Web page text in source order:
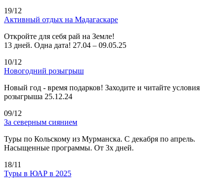
19/12
Активный отдых на Мадагаскаре
Откройте для себя рай на Земле!
13 дней. Одна дата! 27.04 – 09.05.25
10/12
Новогодний розыгрыш
Новый год - время подарков! Заходите и читайте условия
розыгрыша 25.12.24
09/12
За северным сиянием
Туры по Кольскому из Мурманска. С декабря по апрель.
Насыщенные программы. От 3х дней.
18/11
Туры в ЮАР в 2025